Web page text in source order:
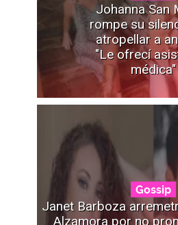
Johanna San
rompe su
atropellar a
"Le ofrecí
médica"
Gossip
Janet Barboza
Alzamora por no